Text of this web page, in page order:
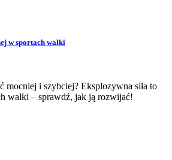
w sportach walki
mocniej i szybciej? Eksplozywna siła to
walki – sprawdź, jak ją rozwijać!